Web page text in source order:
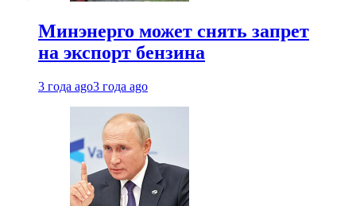
Минэнерго может снять запрет
на экспорт бензина
3 года ago3 года ago